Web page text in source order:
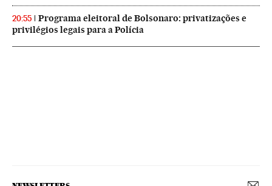
20:55
Programa eleitoral de Bolsonaro: privatizações e
privilégios legais para a Polícia